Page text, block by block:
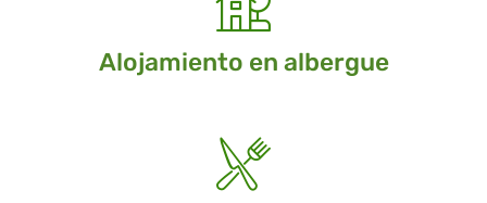
Alojamiento en albergue